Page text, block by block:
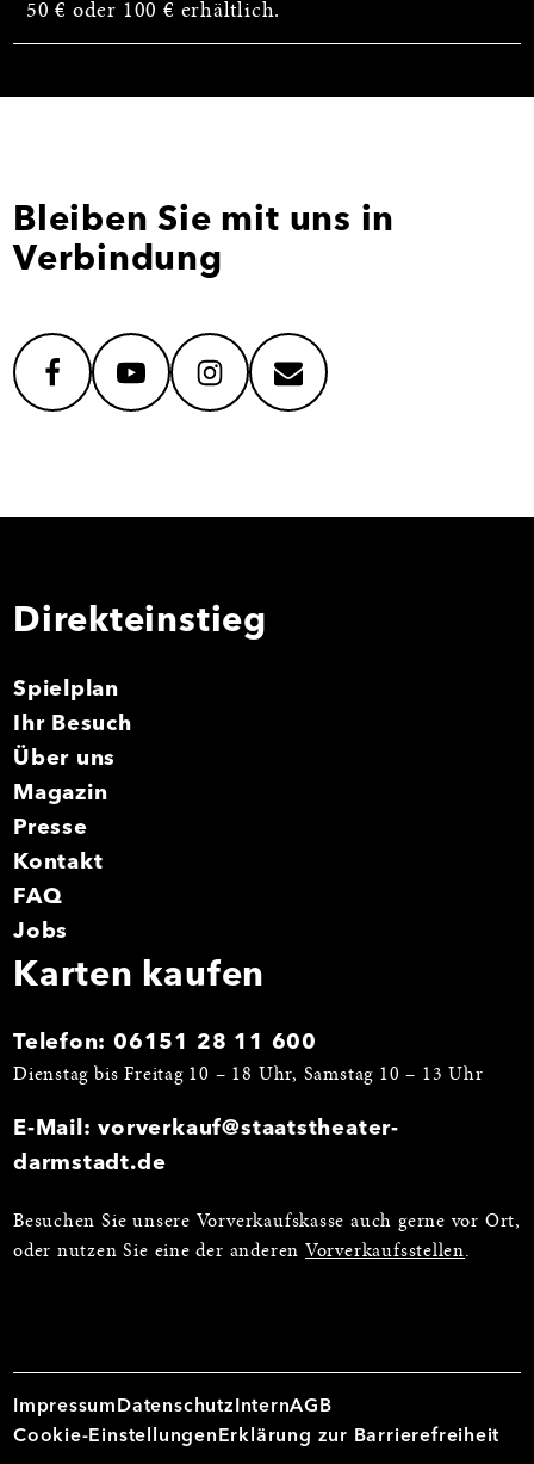
50 € oder 100 € erhältlich.
Bleiben Sie mit uns in
Verbindung
facebookyoutubeinstagrammail
Direkteinstieg
Spielplan
Ihr Besuch
Über uns
Magazin
Presse
Kontakt
FAQ
Jobs
Karten kaufen
Telefon:06151 28 11 600
Dienstag bis Freitag 10 – 18 Uhr, Samstag 10 – 13 Uhr
E-Mail:vorverkauf@staatstheater-
darmstadt.de
Besuchen Sie unsere Vorverkaufskasse auch gerne vor Ort,
oder nutzen Sie eine der anderen Vorverkaufsstellen.
Impressum Datenschutz InternAGB
Cookie-Einstellungen Erklärung zur Barrierefreiheit